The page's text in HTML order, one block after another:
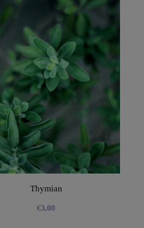
Thymian
€3,00